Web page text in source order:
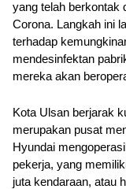
yang telah berkontak
Corona. Langkah ini
terhadap
mendesinfektan
mereka akan
Kota Ulsan berjarak
merupakan pusat
Hyundai
pekerja, yang
juta kendaraan, atau